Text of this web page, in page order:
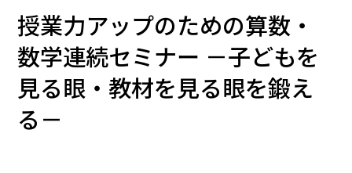
授業力アップのための算数・
数学連続セミナー －子どもを
見る眼・教材を見る眼を鍛え
る－